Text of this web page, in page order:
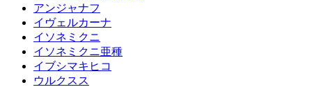
アンジャナフ
イヴェルカーナ
イソネミクニ
イソネミクニ亜種
イブシマキヒコ
ウルクスス